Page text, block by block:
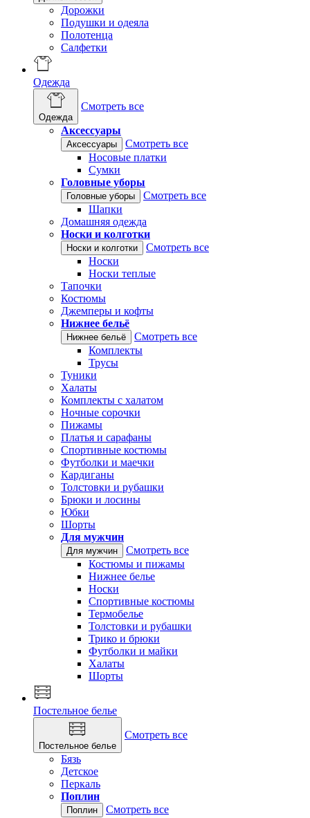
Дорожки
Подушки и одеяла
Полотенца
Салфетки
Одежда
Одежда
Смотреть все
Аксессуары
Аксессуары
Смотреть все
Носовые платки
Сумки
Головные уборы
Головные уборы
Смотреть все
Шапки
Домашняя одежда
Носки и колготки
Носки и колготки
Смотреть все
Носки
Носки теплые
Тапочки
Костюмы
Джемперы и кофты
Нижнее бельё
Нижнее бельё
Смотреть все
Комплекты
Трусы
Туники
Халаты
Комплекты с халатом
Ночные сорочки
Пижамы
Платья и сарафаны
Спортивные костюмы
Футболки и маечки
Кардиганы
Толстовки и рубашки
Брюки и лосины
Юбки
Шорты
Для мужчин
Для мужчин
Смотреть все
Костюмы и пижамы
Нижнее белье
Носки
Спортивные костюмы
Термобелье
Толстовки и рубашки
Трико и брюки
Футболки и майки
Халаты
Шорты
Постельное белье
Постельное белье
Смотреть все
Бязь
Детское
Перкаль
Поплин
Поплин
Смотреть все